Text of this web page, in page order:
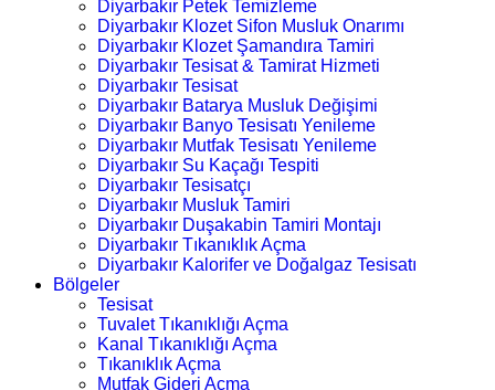
Diyarbakır Petek Temizleme
Diyarbakır Klozet Sifon Musluk Onarımı
Diyarbakır Klozet Şamandıra Tamiri
Diyarbakır Tesisat & Tamirat Hizmeti
Diyarbakır Tesisat
Diyarbakır Batarya Musluk Değişimi
Diyarbakır Banyo Tesisatı Yenileme
Diyarbakır Mutfak Tesisatı Yenileme
Diyarbakır Su Kaçağı Tespiti
Diyarbakır Tesisatçı
Diyarbakır Musluk Tamiri
Diyarbakır Duşakabin Tamiri Montajı
Diyarbakır Tıkanıklık Açma
Diyarbakır Kalorifer ve Doğalgaz Tesisatı
Bölgeler
Tesisat
Tuvalet Tıkanıklığı Açma
Kanal Tıkanıklığı Açma
Tıkanıklık Açma
Mutfak Gideri Açma